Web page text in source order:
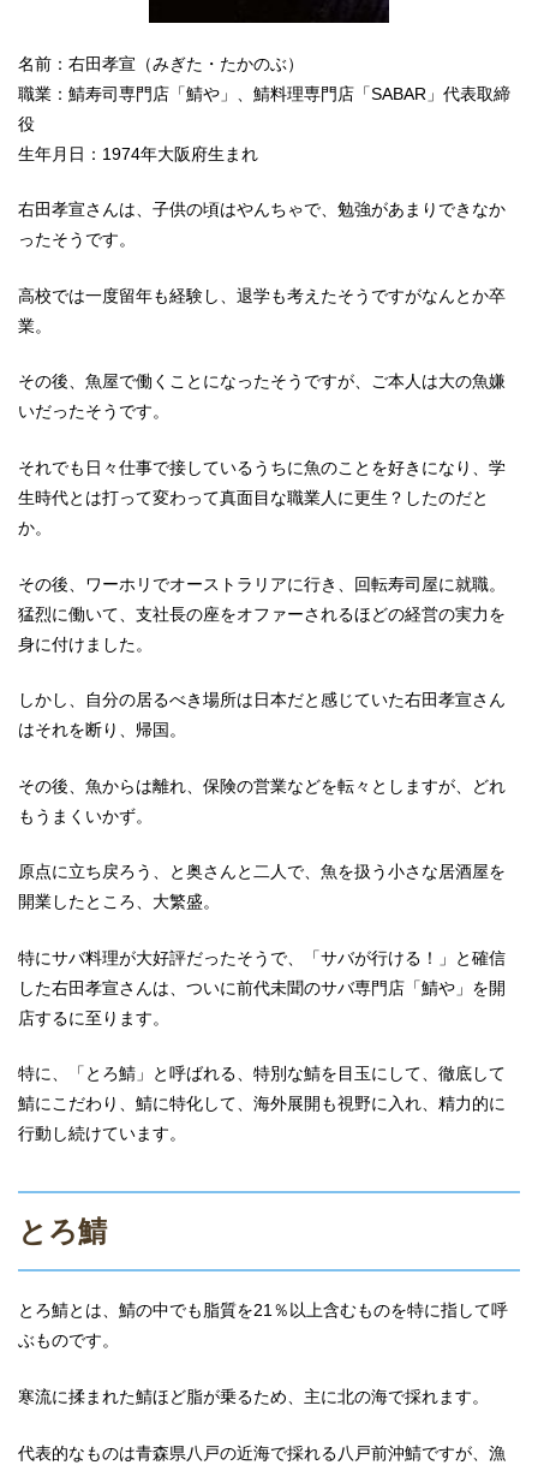
名前：右田孝宣（みぎた・たかのぶ）
職業：鯖寿司専門店「鯖や」、鯖料理専門店「SABAR」代表取締
役
生年月日：1974年大阪府生まれ
右田孝宣さんは、子供の頃はやんちゃで、勉強があまりできなか
ったそうです。
高校では一度留年も経験し、退学も考えたそうですがなんとか卒
業。
その後、魚屋で働くことになったそうですが、ご本人は大の魚嫌
いだったそうです。
それでも日々仕事で接しているうちに魚のことを好きになり、学
生時代とは打って変わって真面目な職業人に更生？したのだと
か。
その後、ワーホリでオーストラリアに行き、回転寿司屋に就職。
猛烈に働いて、支社長の座をオファーされるほどの経営の実力を
身に付けました。
しかし、自分の居るべき場所は日本だと感じていた右田孝宣さん
はそれを断り、帰国。
その後、魚からは離れ、保険の営業などを転々としますが、どれ
もうまくいかず。
原点に立ち戻ろう、と奥さんと二人で、魚を扱う小さな居酒屋を
開業したところ、大繁盛。
特にサバ料理が大好評だったそうで、「サバが行ける！」と確信
した右田孝宣さんは、ついに前代未聞のサバ専門店「鯖や」を開
店するに至ります。
特に、「とろ鯖」と呼ばれる、特別な鯖を目玉にして、徹底して
鯖にこだわり、鯖に特化して、海外展開も視野に入れ、精力的に
行動し続けています。
とろ鯖
とろ鯖とは、鯖の中でも脂質を21％以上含むものを特に指して呼
ぶものです。
寒流に揉まれた鯖ほど脂が乗るため、主に北の海で採れます。
代表的なものは青森県八戸の近海で採れる八戸前沖鯖ですが、漁